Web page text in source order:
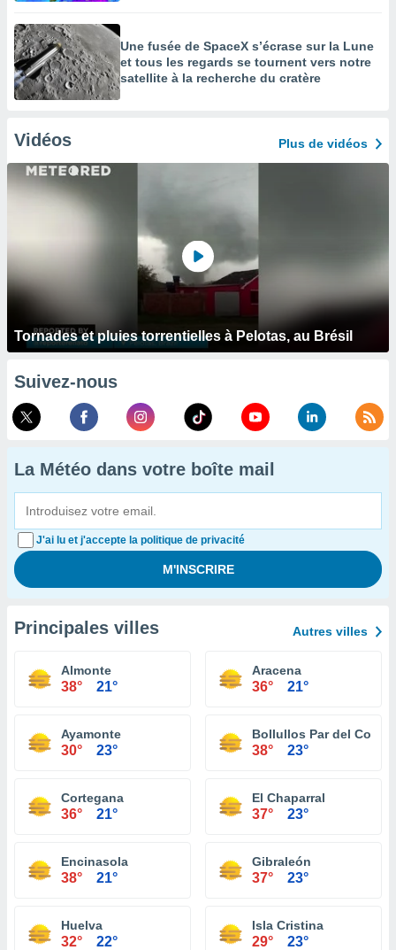
Une fusée de SpaceX s’écrase sur la Lune
et tous les regards se tournent vers notre
satellite à la recherche du cratère
Vidéos Plus de vidéos
Tornades et pluies torrentielles à Pelotas, au Brésil
Suivez-nous
La Météo dans votre boîte mail
J'ai lu et j'accepte la politique de privacité
Principales villes Autres villes
Almonte
38° 21°
Aracena
36° 21°
Ayamonte
30° 23°
Bollullos Par del
38° 23°
Cortegana
36° 21°
El Chaparral
37° 23°
Encinasola
38° 21°
Gibraleón
37° 23°
Huelva
32° 22°
Isla Cristina
29° 23°